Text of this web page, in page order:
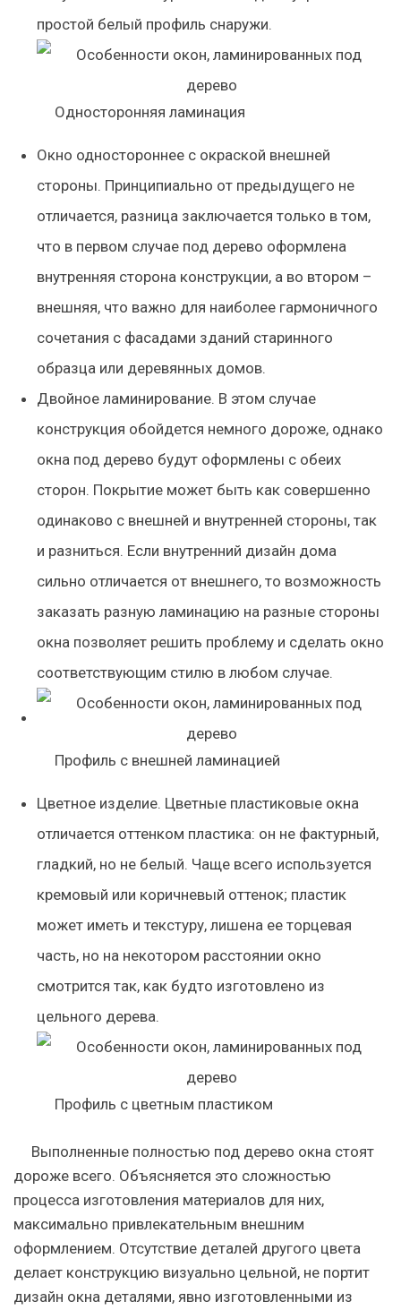
простой белый профиль снаружи.
Односторонняя ламинация
Окно одностороннее с окраской внешней
стороны. Принципиально от предыдущего не
отличается, разница заключается только в том,
что в первом случае под дерево оформлена
внутренняя сторона конструкции, а во втором –
внешняя, что важно для наиболее гармоничного
сочетания с фасадами зданий старинного
образца или деревянных домов.
Двойное ламинирование. В этом случае
конструкция обойдется немного дороже, однако
окна под дерево будут оформлены с обеих
сторон. Покрытие может быть как совершенно
одинаково с внешней и внутренней стороны, так
и разниться. Если внутренний дизайн дома
сильно отличается от внешнего, то возможность
заказать разную ламинацию на разные стороны
окна позволяет решить проблему и сделать окно
соответствующим стилю в любом случае.
Профиль с внешней ламинацией
Цветное изделие. Цветные пластиковые окна
отличается оттенком пластика: он не фактурный,
гладкий, но не белый. Чаще всего используется
кремовый или коричневый оттенок; пластик
может иметь и текстуру, лишена ее торцевая
часть, но на некотором расстоянии окно
смотрится так, как будто изготовлено из
цельного дерева.
Профиль с цветным пластиком
Выполненные полностью под дерево окна стоят
дороже всего. Объясняется это сложностью
процесса изготовления материалов для них,
максимально привлекательным внешним
оформлением. Отсутствие деталей другого цвета
делает конструкцию визуально цельной, не портит
дизайн окна деталями, явно изготовленными из